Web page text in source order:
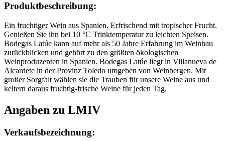
Produktbeschreibung:
Ein fruchtiger Wein aus Spanien. Erfrischend mit tropischer Frucht.
Genießen Sie ihn bei 10 °C Trinktemperatur zu leichten Speisen.
Bodegas Latúe kann auf mehr als 50 Jahre Erfahrung im Weinbau
zurückblicken und gehört zu den größten ökologischen
Weinproduzenten in Spanien. Bodegas Latúe liegt in Villanueva de
Alcardete in der Provinz Toledo umgeben von Weinbergen. Mit
großer Sorgfalt wählen sie die Trauben für unsere Weine aus und
keltern daraus fruchtig-frische Weine für jeden Tag.
Angaben zu LMIV
Verkaufsbezeichnung: